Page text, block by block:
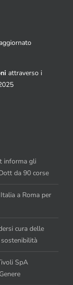
attraverso i
informa gli
da 90 corse
a Roma per
cura delle
SpA